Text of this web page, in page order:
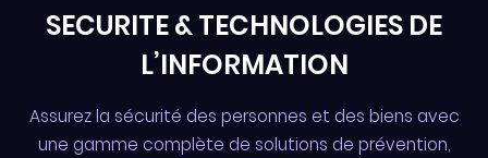
SECURITE & TECHNOLOGIES DE
L’INFORMATION
Assurez la sécurité des personnes et des biens avec
une gamme complète de solutions de prévention,